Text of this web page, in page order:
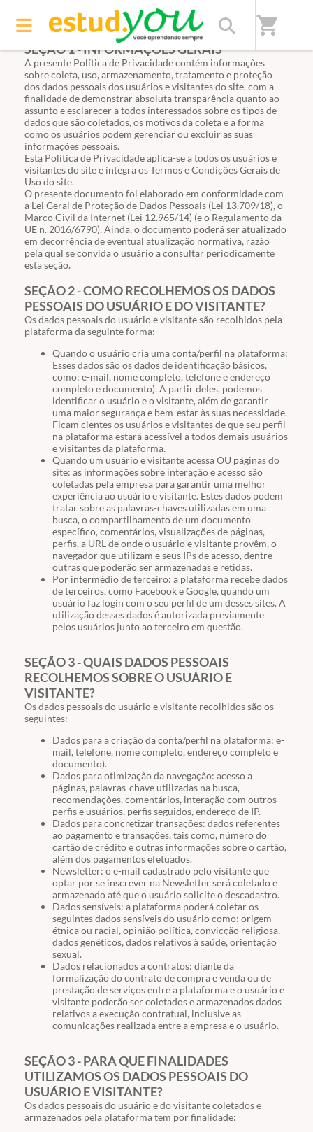
shopping_cart
SEÇÃO 1 - INFORMAÇÕES GERAIS
A presente Política de Privacidade contém informações
sobre coleta, uso, armazenamento, tratamento e proteção
dos dados pessoais dos usuários e visitantes do site, com a
finalidade de demonstrar absoluta transparência quanto ao
assunto e esclarecer a todos interessados sobre os tipos de
dados que são coletados, os motivos da coleta e a forma
como os usuários podem gerenciar ou excluir as suas
informações pessoais.
Esta Política de Privacidade aplica-se a todos os usuários e
visitantes do site e integra os Termos e Condições Gerais de
Uso do site.
O presente documento foi elaborado em conformidade com
a Lei Geral de Proteção de Dados Pessoais (Lei 13.709/18), o
Marco Civil da Internet (Lei 12.965/14) (e o Regulamento da
UE n. 2016/6790). Ainda, o documento poderá ser atualizado
em decorrência de eventual atualização normativa, razão
pela qual se convida o usuário a consultar periodicamente
esta seção.
SEÇÃO 2 - COMO RECOLHEMOS OS DADOS
PESSOAIS DO USUÁRIO E DO VISITANTE?
Os dados pessoais do usuário e visitante são recolhidos pela
plataforma da seguinte forma:
Quando o usuário cria uma conta/perfil na plataforma:
Esses dados são os dados de identificação básicos,
como: e-mail, nome completo, telefone e endereço
completo e documento). A partir deles, podemos
identificar o usuário e o visitante, além de garantir
uma maior segurança e bem-estar às suas necessidade.
Ficam cientes os usuários e visitantes de que seu perfil
na plataforma estará acessível a todos demais usuários
e visitantes da plataforma.
Quando um usuário e visitante acessa OU páginas do
site: as informações sobre interação e acesso são
coletadas pela empresa para garantir uma melhor
experiência ao usuário e visitante. Estes dados podem
tratar sobre as palavras-chaves utilizadas em uma
busca, o compartilhamento de um documento
específico, comentários, visualizações de páginas,
perfis, a URL de onde o usuário e visitante provêm, o
navegador que utilizam e seus IPs de acesso, dentre
outras que poderão ser armazenadas e retidas.
Por intermédio de terceiro: a plataforma recebe dados
de terceiros, como Facebook e Google, quando um
usuário faz login com o seu perfil de um desses sites. A
utilização desses dados é autorizada previamente
pelos usuários junto ao terceiro em questão.
SEÇÃO 3 - QUAIS DADOS PESSOAIS
RECOLHEMOS SOBRE O USUÁRIO E
VISITANTE?
Os dados pessoais do usuário e visitante recolhidos são os
seguintes:
Dados para a criação da conta/perfil na plataforma: e-
mail, telefone, nome completo, endereço completo e
documento).
Dados para otimização da navegação: acesso a
páginas, palavras-chave utilizadas na busca,
recomendações, comentários, interação com outros
perfis e usuários, perfis seguidos, endereço de IP.
Dados para concretizar transações: dados referentes
ao pagamento e transações, tais como, número do
cartão de crédito e outras informações sobre o cartão,
além dos pagamentos efetuados.
Newsletter: o e-mail cadastrado pelo visitante que
optar por se inscrever na Newsletter será coletado e
armazenado até que o usuário solicite o descadastro.
Dados sensíveis: a plataforma poderá coletar os
seguintes dados sensíveis do usuário como: origem
étnica ou racial, opinião política, convicção religiosa,
dados genéticos, dados relativos à saúde, orientação
sexual.
Dados relacionados a contratos: diante da
formalização do contrato de compra e venda ou de
prestação de serviços entre a plataforma e o usuário e
visitante poderão ser coletados e armazenados dados
relativos a execução contratual, inclusive as
comunicações realizada entre a empresa e o usuário.
SEÇÃO 3 - PARA QUE FINALIDADES
UTILIZAMOS OS DADOS PESSOAIS DO
USUÁRIO E VISITANTE?
Os dados pessoais do usuário e do visitante coletados e
armazenados pela plataforma tem por finalidade: